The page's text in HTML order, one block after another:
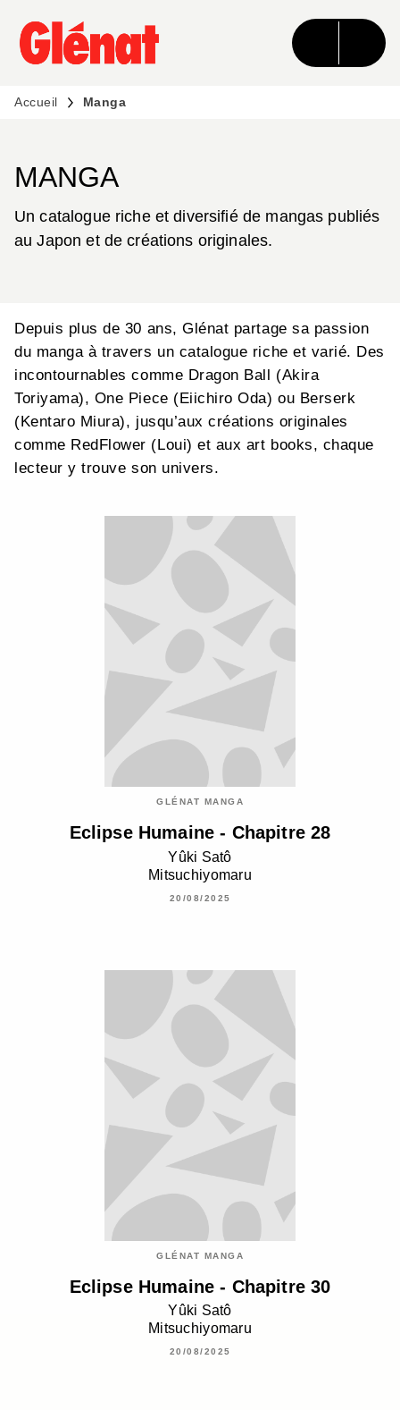
MENU RECHERCHE CONTENU
PIED DE PAGE
Accueil Manga
MANGA
Un catalogue riche et diversifié de mangas publiés
au Japon et de créations originales.
Depuis plus de 30 ans, Glénat partage sa passion
du manga à travers un catalogue riche et varié. Des
incontournables comme Dragon Ball (Akira
Toriyama), One Piece (Eiichiro Oda) ou Berserk
(Kentaro Miura), jusqu’aux créations originales
comme RedFlower (Loui) et aux art books, chaque
lecteur y trouve son univers.
GLÉNAT MANGA
Eclipse Humaine - Chapitre 28
Yûki Satô
Mitsuchiyomaru
20/08/2025
GLÉNAT MANGA
Eclipse Humaine - Chapitre 30
Yûki Satô
Mitsuchiyomaru
20/08/2025